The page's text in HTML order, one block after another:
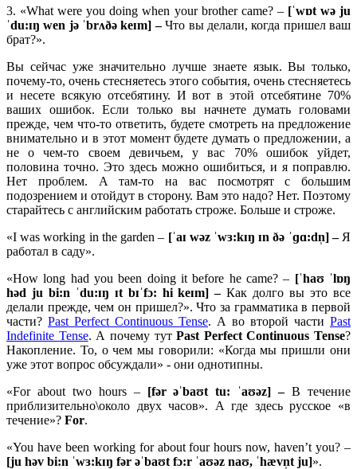
3. «What were you doing when your brother came? –[ˈwɒt wə ju
ˈdu:ɪŋ wen jə ˈbrʌðə keɪm] –Что вы делали, когда пришел ваш
брат?».
Вы сейчас уже значительно лучше знаете язык. Вы только,
почему-то, очень стесняетесь этого события, очень стесняетесь
и несете всякую отсебятину. И вот в этой отсебятине 70%
ваших ошибок. Если только вы начнете думать головами
прежде, чем что-то ответить, будете смотреть на предложение
внимательно и в этот момент будете думать о предложении, а
не о чем-то своем девичьем, у вас 70% ошибок уйдет,
половина точно. Это здесь можно ошибиться, и я поправлю.
Нет проблем. А там-то на вас посмотрят с большим
подозрением и отойдут в сторону. Вам это надо? Нет. Поэтому
старайтесь с английским работать строже. Больше и строже.
«I was working in the garden – [ˈaɪ wəz ˈwɜ:kɪŋ ɪn ðə ˈɡɑ:dn̩] –Я
работал в саду».
«How long had you been doing it before he came? – [ˈhaʊ ˈlɒŋ
həd ju bi:n ˈdu:ɪŋ ɪt bɪˈfɔ: hi keɪm] –Как долго вы это все
делали прежде, чем он пришел?». Что за грамматика в первой
части? Past Perfect Continuous Tense. А во второй части Past
Indefinite Tense. А почему тутPast Perfect Continuous Tense?
Накопление. То, о чем мы говорили: «Когда мы пришли они
уже этот вопрос обсуждали» - они однотипны.
«For about two hours –[fər əˈbaʊt tu: ˈaʊəz] –В течение
приблизительно\около двух часов». А где здесь русское «в
течение»? For.
«You have been working for about four hours now, haven’t you? –
[ju həv bi:n ˈwɜ:kɪŋ fər əˈbaʊt fɔ:r ˈaʊəz naʊ, ˈhævn̩t ju]».